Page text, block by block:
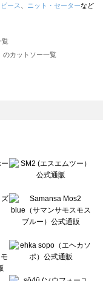
ース ニット・セーターなど
覧
のカットソー一覧
モス）のカットソー一覧
トソー一覧
一覧